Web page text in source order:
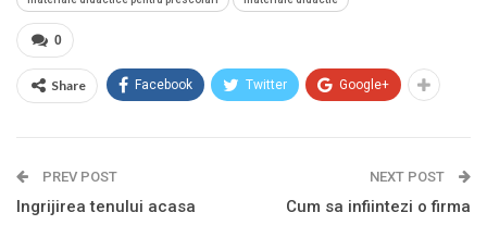
0
Share Facebook Twitter Google+
PREV POST
Ingrijirea tenului acasa
NEXT POST
Cum sa infiintezi o firma